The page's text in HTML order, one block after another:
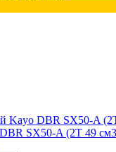
SX50-A (2T 49